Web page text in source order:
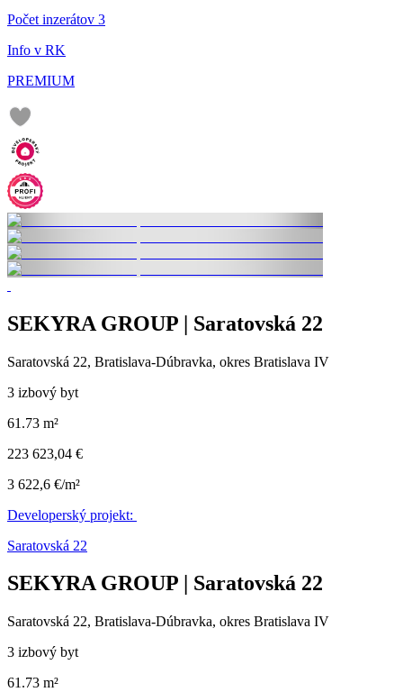
Počet inzerátov 3
Info v RK
PREMIUM
SEKYRA GROUP | Saratovská 22
Saratovská 22, Bratislava-Dúbravka, okres Bratislava IV
3 izbový byt
61.73 m²
223 623,04 €
3 622,6 €/m²
Developerský projekt:
Saratovská 22
SEKYRA GROUP | Saratovská 22
Saratovská 22, Bratislava-Dúbravka, okres Bratislava IV
3 izbový byt
61.73 m²